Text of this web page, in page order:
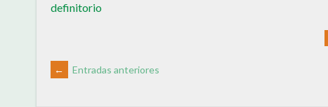
definitorio
← Entradas anteriores